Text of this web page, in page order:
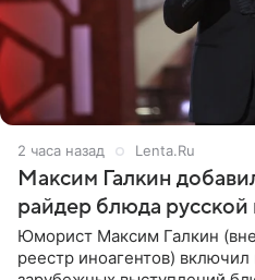
2 часа назад Lenta.Ru
Максим Галкин
райдер блюда русской
Юморист Максим Галкин
реестр иноагентов)